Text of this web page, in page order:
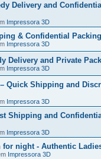
Delivery and
Impressora 3D
& Confidential Packing
Impressora 3D
Delivery and Private
Impressora 3D
Quick Shipping and
Impressora 3D
Shipping and
Impressora 3D
for night - Authentic
Impressora 3D